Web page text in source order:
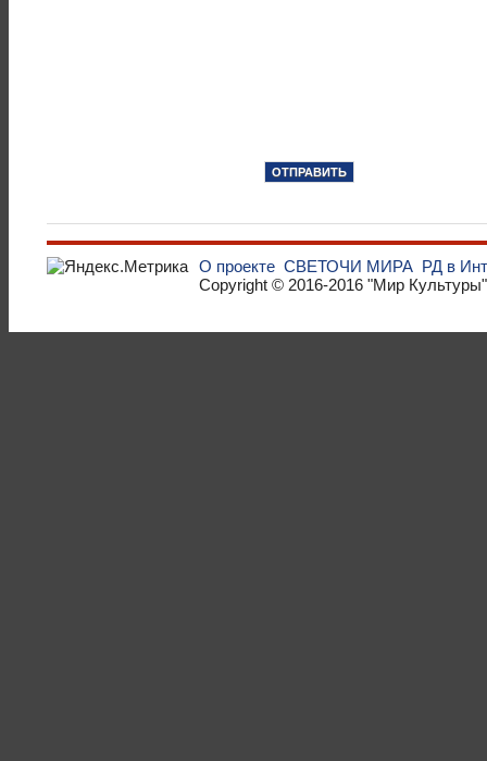
О проекте СВЕТОЧИ МИРА РД в
Copyright © 2016-2016 "Мир Культуры"